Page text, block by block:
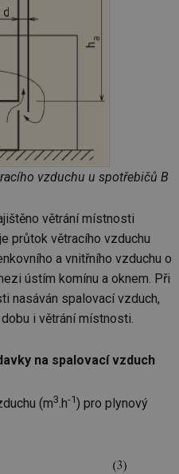
vzduchu u spotřebičů B
větrání místnosti
průtok větracího vzduchu
a vnitřního vzduchu o
ústím komínu a oknem. Při
nasáván spalovací vzduch,
i větrání místnosti.
na spalovací vzduch
(m3.h-1 ) pro plynový